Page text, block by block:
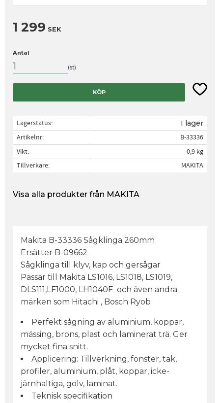
1 299 SEK
Antal
st
KÖP Lägg
Lagerstatus I lager
Artikelnr
B-33336
Vikt
0,9 kg
Tillverkare
MAKITA
Visa alla produkter från MAKITA
Makita B-33336 Sågklinga 260mm
Ersätter B-09662
Sågklinga till klyv, kap och gersågar
Passar till Makita LS1016, LS1018, LS1019,
DLS111,LF1000, LH1040F och även andra
märken som Hitachi , Bosch Ryob
Perfekt sågning av aluminium, koppar,
mässing, brons, plast och laminerat trä. Ger
mycket fina snitt.
Applicering: Tillverkning, fönster, tak,
profiler, aluminium, plåt, koppar, icke-
järnhaltiga, golv, laminat.
Teknisk specifikation